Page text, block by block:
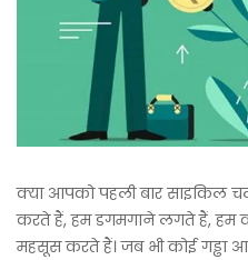
क्या आपको पहली बार साइकिल
करते हैं, हम डगमगाने लगते हैं, हम
महसूस करते हैं। जब भी कोई गड्ढा